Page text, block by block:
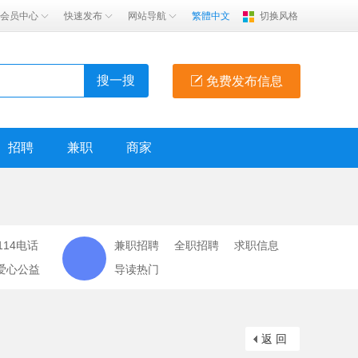
会员中心 快速发布 网站导航 繁體中文 切换风格
免费发布信息
搜一搜
招聘 兼职 商家
电话
心公益
兼职招聘 全职招聘
求职信息
导读热门
返 回